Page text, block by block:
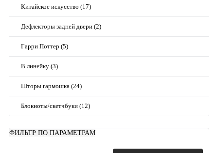
Китайское искусство (17)
Дефлекторы задней двери (2)
Гарри Поттер (5)
В линейку (3)
Шторы гармошка (24)
Блокноты/скетчбуки (12)
ФИЛЬТР ПО ПАРАМЕТРАМ